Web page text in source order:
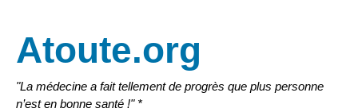
Atoute.org
"La médecine a fait tellement de progrès que plus personne
n’est en bonne santé !" *